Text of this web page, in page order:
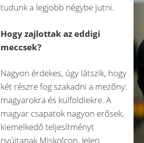
tudunk a legjobb négybe jutni.
Hogy zajlottak az eddigi
meccsek?
Nagyon érdekes, úgy látszik, hogy
két részre fog szakadni a mezőny:
magyarokra és külföldiekre. A
magyar csapatok nagyon erősek,
kiemelkedő teljesítményt
nyújtanak Miskolcon. Jelen